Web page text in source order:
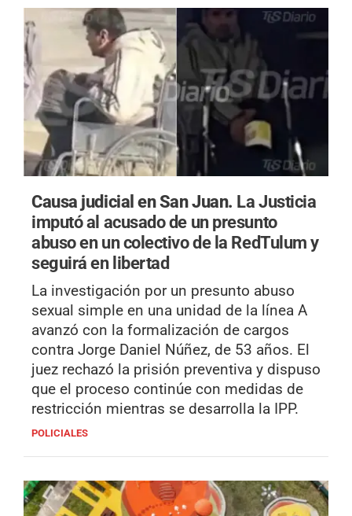
Causa judicial en San Juan. La Justicia
imputó al acusado de un presunto
abuso en un colectivo de la RedTulum y
seguirá en libertad
La investigación por un presunto abuso
sexual simple en una unidad de la línea A
avanzó con la formalización de cargos
contra Jorge Daniel Núñez, de 53 años. El
juez rechazó la prisión preventiva y dispuso
que el proceso continúe con medidas de
restricción mientras se desarrolla la IPP.
POLICIALES